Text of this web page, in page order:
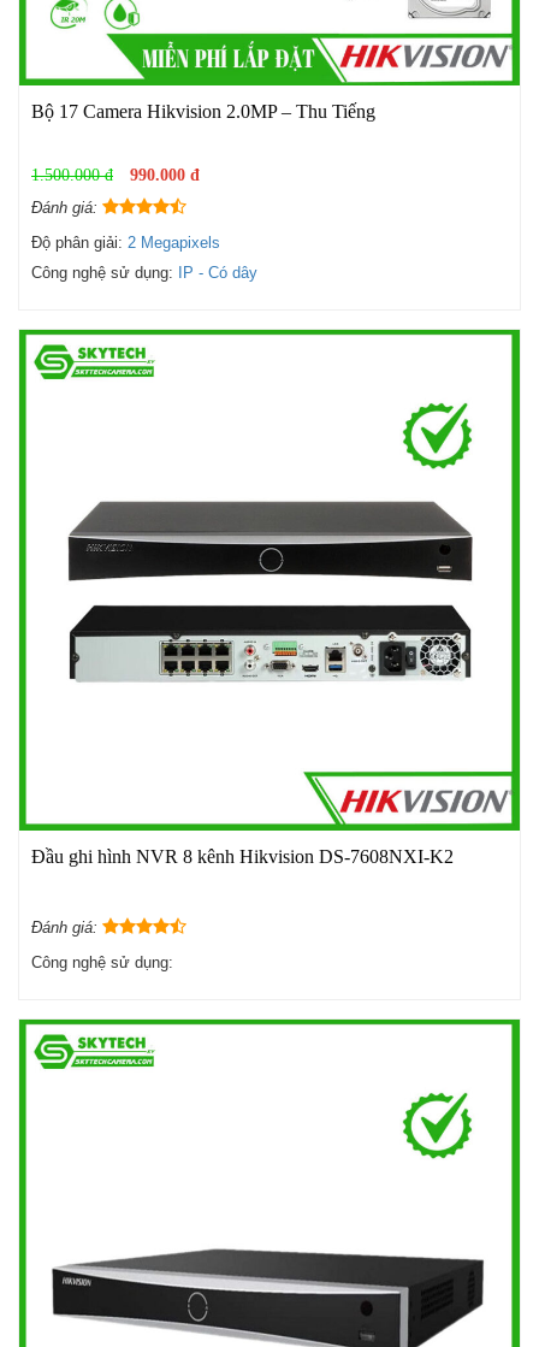
Bộ 17 Camera Hikvision 2.0MP – Thu Tiếng
1.500.000 đ
990.000 đ
Đánh giá:
Độ phân giải: 2 Megapixels
Công nghệ sử dụng: IP - Có dây
Đầu ghi hình NVR 8 kênh Hikvision DS-7608NXI-K2
Đánh giá:
Công nghệ sử dụng: